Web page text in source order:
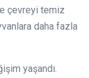
çevreyi temiz
daha fazla
yaşandı.